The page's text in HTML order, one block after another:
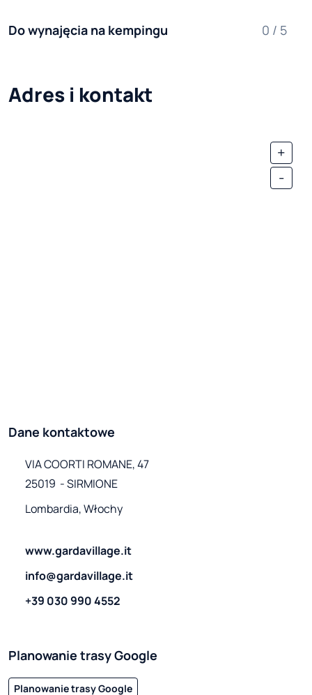
Do wynajęcia na kempingu 0 / 5
Adres i kontakt
+
-
Dane kontaktowe
VIA COORTI ROMANE, 47
Lombardia, Włochy
www.gardavillage.it
info@gardavillage.it
+39 030 990 4552
Planowanie trasy Google
Planowanie trasy Google